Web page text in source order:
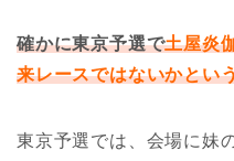
確かに東京予選で土屋炎
来レースではないかとい
東京予選では、会場に妹